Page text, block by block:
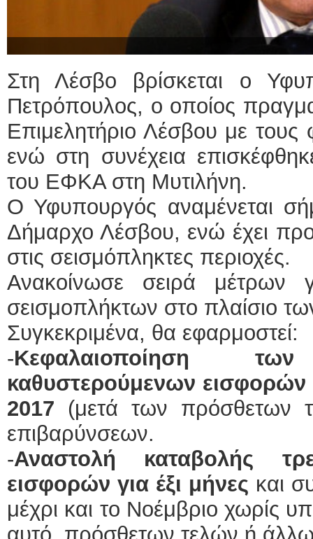
Στη Λέσβο βρίσκεται ο
Πετρόπουλος, ο οποίος
Επιμελητήριο Λέσβου με τους
ενώ στη συνέχεια
του ΕΦΚΑ στη Μυτιλήνη.
Ο Υφυπουργός αναμένεται
Δήμαρχο Λέσβου, ενώ έχει
στις σεισμόπληκτες περιοχές.
Ανακοίνωσε σειρά μέτρων
σεισμοπλήκτων στο πλαίσιο
Συγκεκριμένα, θα εφαρμοστεί:
-Κεφαλαιοποίηση
καθυστερούμενων εισφορών
2017 (μετά των πρόσθετων
επιβαρύνσεων.
-Αναστολή καταβολής
εισφορών για έξι μήνες και
μέχρι και το Νοέμβριο χωρίς